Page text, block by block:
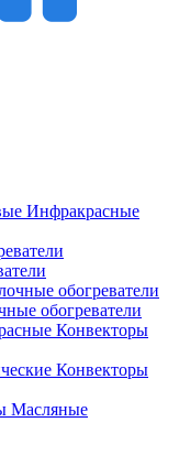
Инфракрасные
обогреватели
Конвекторы
Конвекторы
Масляные